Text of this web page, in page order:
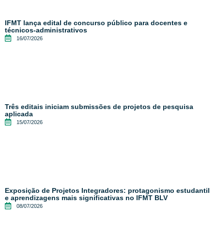
IFMT lança edital de concurso público para docentes e
técnicos-administrativos
16/07/2026
Três editais iniciam submissões de projetos de pesquisa
aplicada
15/07/2026
Exposição de Projetos Integradores: protagonismo estudantil
e aprendizagens mais significativas no IFMT BLV
08/07/2026